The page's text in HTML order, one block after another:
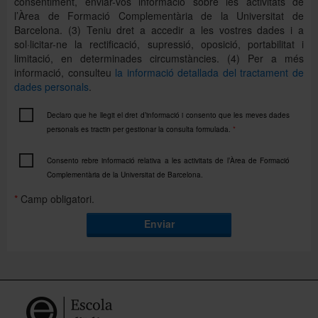
PAGAMENT FRACCIONAT AMB CRÈDIT:
Que el preu no freni les teves ganes d’aprendre.
Juntament amb el Banc Sabadell, t’oferim la
prova que vulguis fer en tres, sis, nou o dotze
mesos. Per saber la quantia mensual exacta,
cada tarifa. S’obrirà una finestra pop-up amb les
opcions de pagament disponibles. Has de fixar-te
crèdit, on podràs veure:
la quantitat mensual segons el nombre de
quotes que triïs
demanar-lo)
Si esculls aquesta opció quan vagis a formalitzar el
l’Àrea de Formació Complementària de la Universitat de
Barcelona. (3) Teniu dret a accedir a les vostres dades i a
sol·licitar-ne la rectificació, supressió, oposició, portabilitat i
limitació, en determinades circumstàncies. (4) Per a més
informació, consulteu la informació detallada del tractament de
dades personals
Declaro que he llegit el dret d’informació i consento que les meves dades
personals es tractin per gestionar la consulta formulada. *
Consento rebre informació relativa a les activitats de l’Àrea de Formació
Complementària de la Universitat de Barcelona.
* Camp obligatori.
Enviar